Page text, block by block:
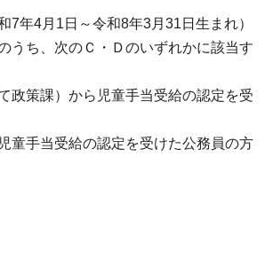
7年4月1日～令和8年3月31日生まれ）
うち、次のＣ・Ｄのいずれかに該当す
政策課）から児童手当受給の認定を受
童手当受給の認定を受けた公務員の方